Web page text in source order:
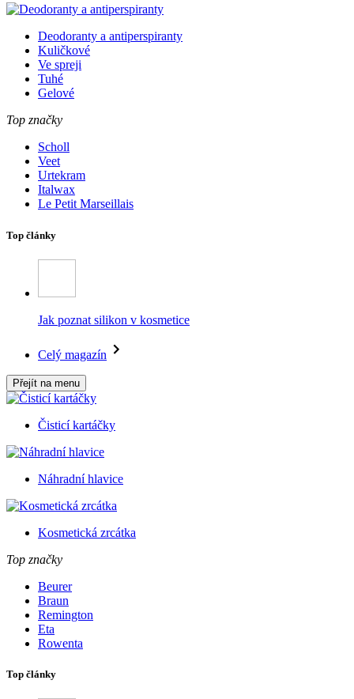
Deodoranty a antiperspiranty
Kuličkové
Ve spreji
Tuhé
Gelové
Top značky
Scholl
Veet
Urtekram
Italwax
Le Petit Marseillais
Top články
Jak poznat silikon v kosmetice
Celý magazín
Přejít na menu
Čisticí kartáčky
Náhradní hlavice
Kosmetická zrcátka
Top značky
Beurer
Braun
Remington
Eta
Rowenta
Top články